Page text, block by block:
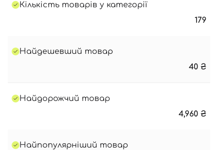
Кількість товарів у категорії
179
Найдешевший товар
40 ₴
Найдорожчий товар
4,960 ₴
Найпопулярніший товар